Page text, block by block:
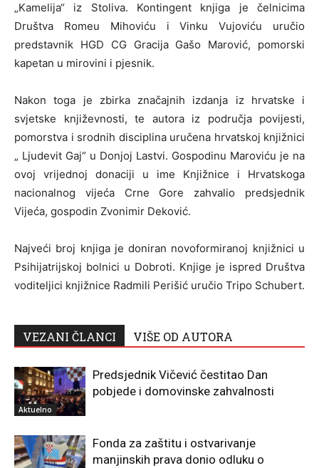
„Kamelija“ iz Stoliva. Kontingent knjiga je čelnicima
Društva Romeu Mihoviću i Vinku Vujoviću uručio
predstavnik HGD CG Gracija Gašo Marović, pomorski
kapetan u mirovini i pjesnik.
Nakon toga je zbirka značajnih izdanja iz hrvatske i
svjetske književnosti, te autora iz područja povijesti,
pomorstva i srodnih disciplina uručena hrvatskoj knjižnici
„ Ljudevit Gaj“ u Donjoj Lastvi. Gospodinu Maroviću je na
ovoj vrijednoj donaciji u ime Knjižnice i Hrvatskoga
nacionalnog vijeća Crne Gore zahvalio predsjednik
Vijeća, gospodin Zvonimir Deković.
Najveći broj knjiga je doniran novoformiranoj knjižnici u
Psihijatrijskoj bolnici u Dobroti. Knjige je ispred Društva
voditeljici knjižnice Radmili Perišić uručio Tripo Schubert.
VEZANI ČLANCI VIŠE OD AUTORA
Aktuelno
Predsjednik Vičević čestitao Dan
pobjede i domovinske zahvalnosti
Fonda za zaštitu i ostvarivanje
manjinskih prava donio odluku o